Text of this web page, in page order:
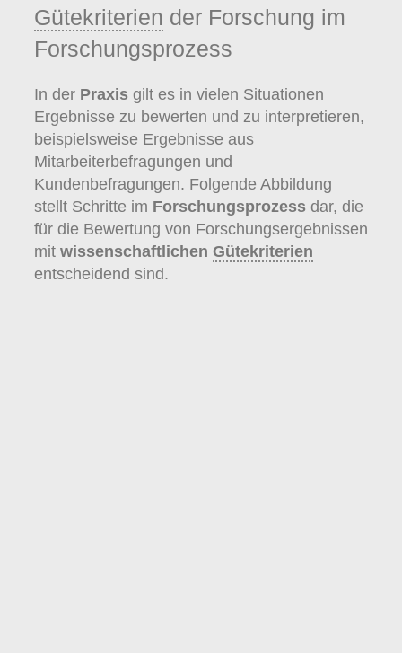
Gütekriterien der Forschung im
Forschungsprozess
In der Praxis gilt es in vielen Situationen
Ergebnisse zu bewerten und zu interpretieren,
beispielsweise Ergebnisse aus
Mitarbeiterbefragungen und
Kundenbefragungen. Folgende Abbildung
stellt Schritte im Forschungsprozess dar, die
für die Bewertung von Forschungsergebnissen
mit wissenschaftlichen Gütekriterien
entscheidend sind.